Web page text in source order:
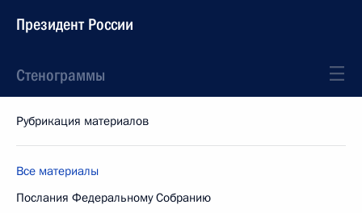
Президент России
Стенограммы
Рубрикация материалов
Все материалы
Послания Федеральному Собранию